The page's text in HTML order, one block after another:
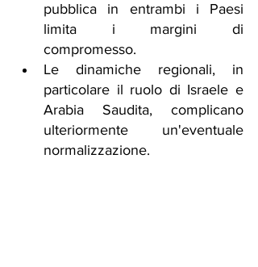
pubblica in entrambi i Paesi
limita i margini di
compromesso.
Le dinamiche regionali, in
particolare il ruolo di Israele e
Arabia Saudita, complicano
ulteriormente un'eventuale
normalizzazione.